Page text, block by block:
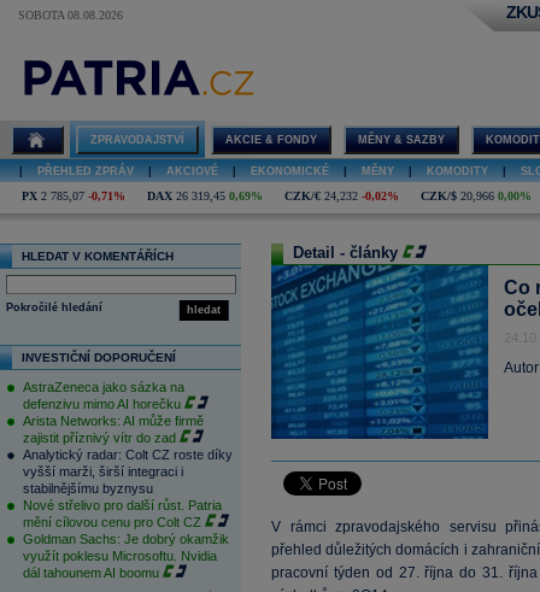
SOBOTA 08.08.2026
ZPRAVODAJSTVÍ AKCIE & FONDY MĚNY & SAZBY
PŘEHLED ZPRÁV AKCIOVÉ EKONOMICKÉ MĚNY KOMODITY
PX 2 785,07 -0,71% DAX 26 319,45 0,69% CZK/€ 24,232 -0,02% CZK/$ 20,966 0,00%
HLEDAT V KOMENTÁŘÍCH
hledat
Pokročilé hledání
INVESTIČNÍ DOPORUČENÍ
AstraZeneca jako sázka na
defenzivu mimo AI horečku
Arista Networks: AI může firmě
zajistit příznivý vítr do zad
Analytický radar: Colt CZ roste díky
vyšší marži, širší integraci i
stabilnějšímu byznysu
Nové střelivo pro další růst. Patria
mění cílovou cenu pro Colt CZ
Goldman Sachs: Je dobrý okamžik
využít poklesu Microsoftu. Nvidia
dál tahounem AI boomu
Detail - články
Co
V rámci zpravodajského servisu
přehled důležitých domácích i
pracovní týden od 27. října do 31.